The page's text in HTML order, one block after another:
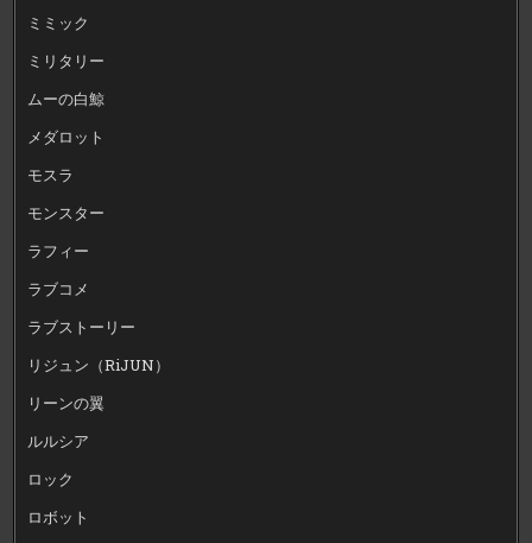
ミミック
ミリタリー
ムーの白鯨
メダロット
モスラ
モンスター
ラフィー
ラブコメ
ラブストーリー
リジュン（RiJUN）
リーンの翼
ルルシア
ロック
ロボット